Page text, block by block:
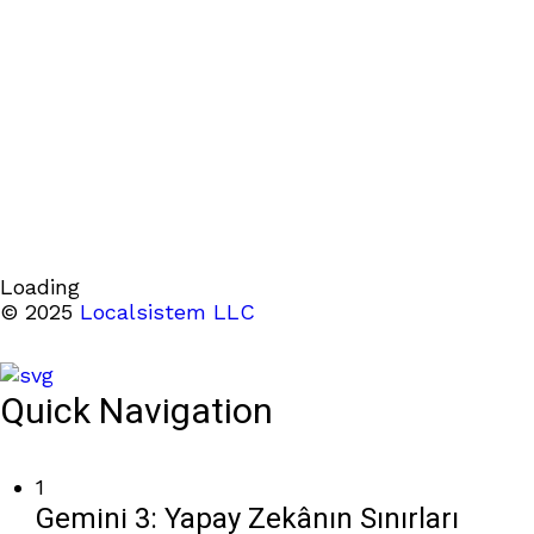
Loading
© 2025 Localsistem LLC
Quick Navigation
1
Gemini 3: Yapay Zekânın Sınırları